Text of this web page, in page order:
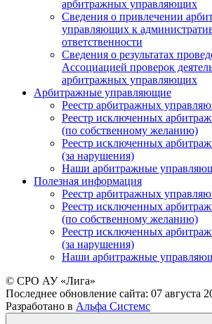
арбитражных управляющих
Сведения о привлечении
управляющих к
ответственности
Сведения о результатах
Ассоциацией проверок
арбитражных управляющих
Арбитражные управляющие
Реестр арбитражных
Реестр исключенных
(по собственному желанию)
Реестр исключенных
(за нарушения)
Наши арбитражные
Полезная информация
Реестр арбитражных
Реестр исключенных
(по собственному желанию)
Реестр исключенных
(за нарушения)
Наши арбитражные
© СРО АУ «Лига»
Последнее обновление сайта: 07 августа
Разработано в Альфа Системс